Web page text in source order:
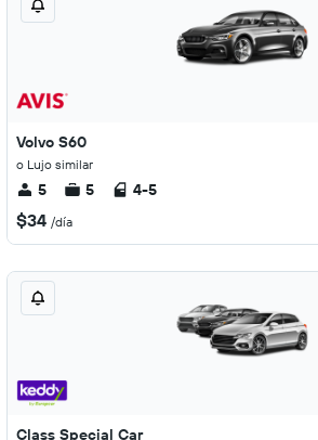
Volvo S60
o Lujo similar
5 5 4-5
$34 /día
Class Special Car